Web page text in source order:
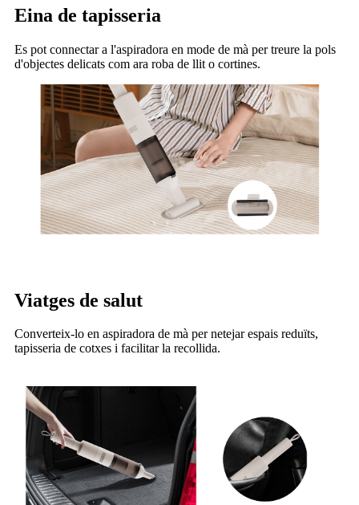
Eina de tapisseria
Es pot connectar a l'aspiradora en mode de mà per treure la pols
d'objectes delicats com ara roba de llit o cortines.
Viatges de salut
Converteix-lo en aspiradora de mà per netejar espais reduïts,
tapisseria de cotxes i facilitar la recollida.